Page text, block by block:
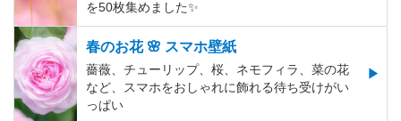
を50枚集めました✨️
春のお花 🌸 スマホ壁紙
薔薇、チューリップ、桜、ネモフィラ、菜の花
など、スマホをおしゃれに飾れる待ち受けがい
っぱい